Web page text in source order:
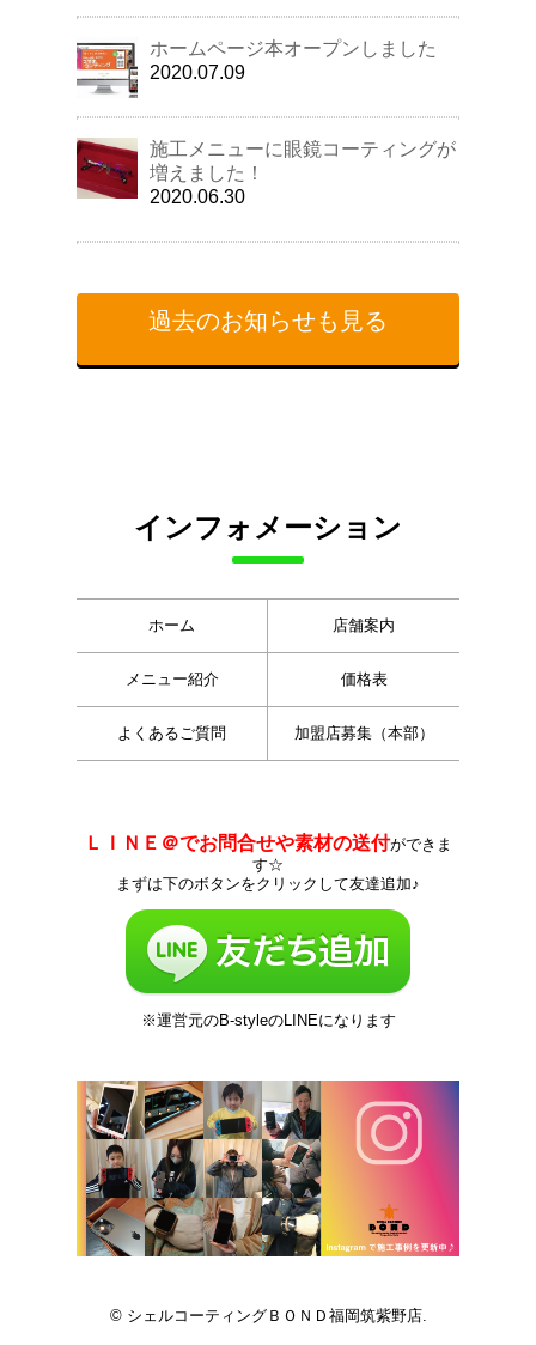
ホームページ本オープンしました
2020.07.09
施工メニューに眼鏡コーティングが
増えました！
2020.06.30
過去のお知らせも見る
インフォメーション
ホーム 店舗案内
メニュー紹介 価格表
よくあるご質問 加盟店募集（本部）
ＬＩＮＥ＠でお問合せや素材の送付ができま
す☆
まずは下のボタンをクリックして友達追加♪
※運営元のB-styleのLINEになります
© シェルコーティングＢＯＮＤ福岡筑紫野店.